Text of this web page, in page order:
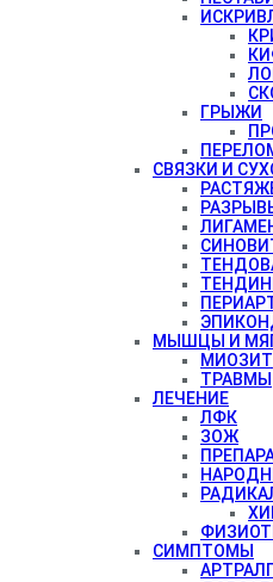
ГРЫЖИ
СВЯЗКИ И
МЫШЦЫ И
МИОЗИТ
ТРАВМЫ
ЛЕЧЕНИЕ
ЛФК
ЗОЖ
СИМПТОМЫ